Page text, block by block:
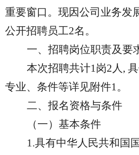
重要窗口。现因公司业务发
公开招聘员工2名。
一、招聘岗位职责及要
本次招聘共计1岗2人,
专业、条件等详见附件1。
二、报名资格与条件
（一）基本条件
1.具有中华人民共和国